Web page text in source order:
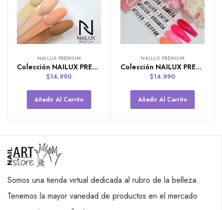
NAILUX PREMIUM
Colección NAILUX PREMIUM de 4 colores Faces
$14.990
Añadir Al Carrito
NAILUX PREMIUM
Colección NAILUX PREMIUM de 4 colores Atilier
$14.990
Añadir Al Carrito
Somos una tienda virtual dedicada al rubro de la belleza.
Tenemos la mayor variedad de productos en el mercado